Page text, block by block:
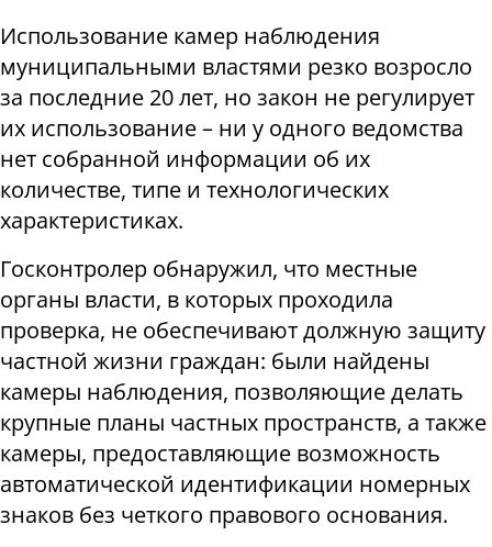
Использование камер наблюдения
муниципальными властями резко возросло
за последние 20 лет, но закон не регулирует
их использование – ни у одного ведомства
нет собранной информации об их
количестве, типе и технологических
характеристиках.
Госконтролер обнаружил, что местные
органы власти, в которых проходила
проверка, не обеспечивают должную защиту
частной жизни граждан: были найдены
камеры наблюдения, позволяющие делать
крупные планы частных пространств, а также
камеры, предоставляющие возможность
автоматической идентификации номерных
знаков без четкого правового основания.